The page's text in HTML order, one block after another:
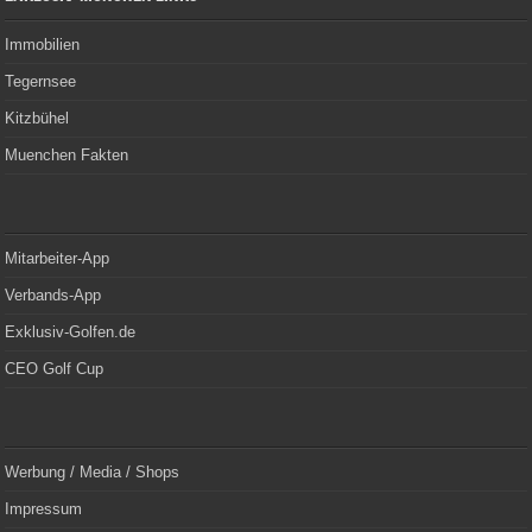
Immobilien
Tegernsee
Kitzbühel
Muenchen Fakten
Mitarbeiter-App
Verbands-App
Exklusiv-Golfen.de
CEO Golf Cup
Werbung / Media / Shops
Impressum